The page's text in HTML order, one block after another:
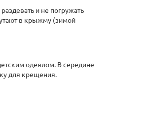
и не погружать
в крыжму (зимой
одеялом. В середине
для крещения.